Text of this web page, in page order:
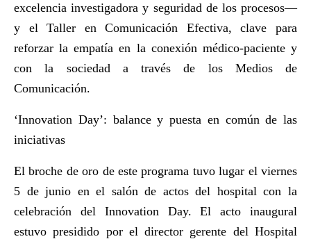
excelencia investigadora y seguridad de los procesos—
y el Taller en Comunicación Efectiva, clave para
reforzar la empatía en la conexión médico-paciente y
con la sociedad a través de los Medios de
Comunicación.
‘Innovation Day’: balance y puesta en común de las
iniciativas
El broche de oro de este programa tuvo lugar el viernes
5 de junio en el salón de actos del hospital con la
celebración del Innovation Day. El acto inaugural
estuvo presidido por el director gerente del Hospital